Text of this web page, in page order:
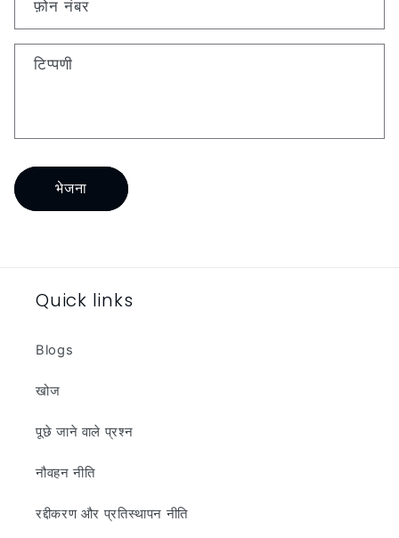
प्र
प
त्र
फ़ोन नंबर
टिप्पणी
भेजना
Quick links
Blogs
खोज
पूछे जाने वाले प्रश्न
नौवहन नीति
रद्दीकरण और प्रतिस्थापन नीति